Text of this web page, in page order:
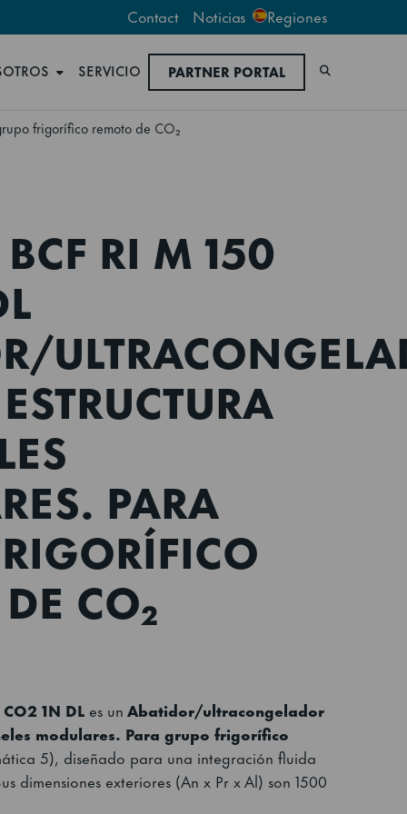
Contact Noticias Regiones
SERVICIO PARTNER PORTAL Buscar
frigorífico remoto de CO₂
RI M 150
PARA
CO₂
1N DL es unAbatidor/ultracongelador
modulares. Para grupo frigorífico
5), diseñado para una integración fluida
dimensiones exteriores (An x Pr x Al) son 1500